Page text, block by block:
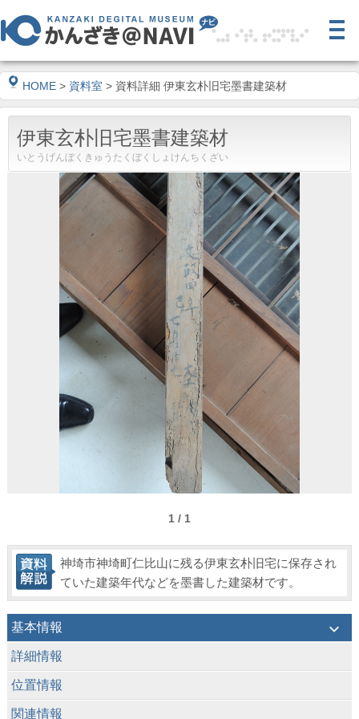
HOME > 資料室 > 資料詳細 伊東玄朴旧宅墨書建築材
伊東玄朴旧宅墨書建築材
いとうげんぼくきゅうたくぼくしょけんちくざい
1 / 1
神埼市神埼町仁比山に残る伊東玄朴旧宅に保存され
ていた建築年代などを墨書した建築材です。
基本情報 keyboard_arrow_down
詳細情報
位置情報
関連情報